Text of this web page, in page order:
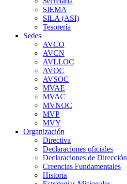
SIEMA
SILA (ASI)
Tesorería
Sedes
AVCO
AVCN
AVLLOC
AVOC
AVSOC
MVAE
MVAC
MVNOC
MVP
MVY
Organización
Directiva
Declaraciones oficiales
Declaraciones de Dirección
Creencias Fundamentales
Historia